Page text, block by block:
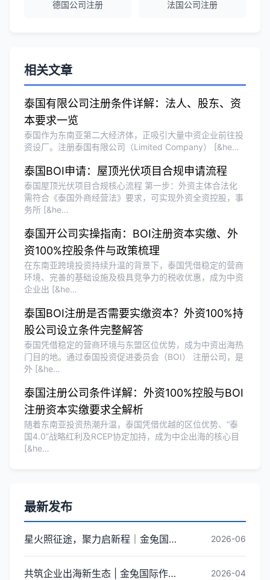
德国公司注册 法国公司注册
相关文章
泰国有限公司注册条件详解：法人、股东、资
本要求一览
泰国作为东南亚第二大经济体，正吸引大量中资企业前往投
资设厂。注册泰国有限公司（Limited Company） [&he…
泰国BOI申请：屋顶光伏项目合规申请流程
泰国屋顶光伏项目合规核心流程 第一步：外资主体合法化
需符合《泰国外商经营法》要求，可实现外资全资控股，事
务所 [&he…
泰国开公司实操指南：BOI注册资本实缴、外
资100%控股条件与政策梳理
在东南亚跨境投资持续升温的背景下，泰国凭借稳定的营商
环境、完善的基础设施及极具竞争力的税收优惠，成为中资
企业出 [&he…
泰国BOI注册是否需要实缴资本？外资100%持
股公司设立条件完整解答
泰国凭借稳定的营商环境与东盟区位优势，成为中资出海热
门目的地。通过泰国投资促进委员会（BOI） 注册公司，是
外 [&he…
泰国注册公司条件详解：外资100%控股与BOI
注册资本实缴要求全解析
随着东南亚投资热潮升温，泰国凭借优越的区位优势、“泰
国4.0”战略红利及RCEP协定加持，成为中企出海的核心目
[&he…
最新发布
星火照征途，聚力启新程｜金兔国际井冈山红色研学团建圆满收官 2026-06
共筑企业出海新生态 | 金兔国际作为代表单位亮相宝安区出海服务中心揭牌仪式 2026-04